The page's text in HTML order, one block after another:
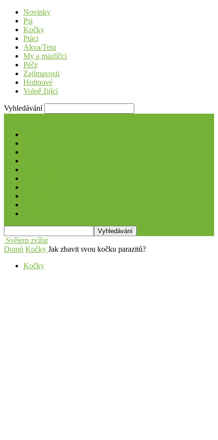
Novinky
Psi
Kočky
Ptáci
Akva/Tera
My a mazlíčci
Péče
Zajímavosti
Hrdinové
Volně žijící
Vyhledávání
Světem zvířat
Domů Kočky Jak zbavit svou kočku parazitů?
Kočky